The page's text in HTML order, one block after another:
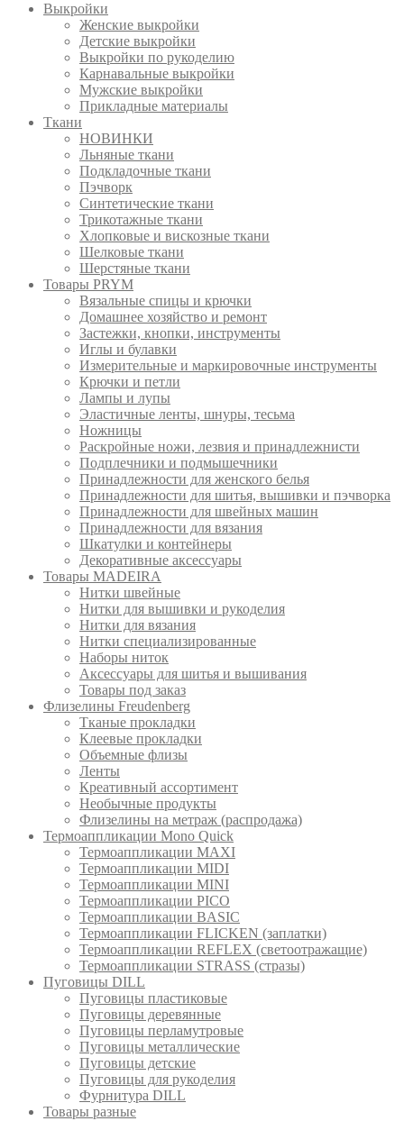
Выкройки
Женские выкройки
Детские выкройки
Выкройки по рукоделию
Карнавальные выкройки
Мужские выкройки
Прикладные материалы
Ткани
НОВИНКИ
Льняные ткани
Подкладочные ткани
Пэчворк
Синтетические ткани
Трикотажные ткани
Хлопковые и вискозные ткани
Шелковые ткани
Шерстяные ткани
Товары PRYM
Вязальные спицы и крючки
Домашнее хозяйство и ремонт
Застежки, кнопки, инструменты
Иглы и булавки
Измерительные и маркировочные инструменты
Крючки и петли
Лампы и лупы
Эластичные ленты, шнуры, тесьма
Ножницы
Раскройные ножи, лезвия и принадлежнисти
Подплечники и подмышечники
Принадлежности для женского белья
Принадлежности для шитья, вышивки и пэчворка
Принадлежности для швейных машин
Принадлежности для вязания
Шкатулки и контейнеры
Декоративные аксессуары
Товары MADEIRA
Нитки швейные
Нитки для вышивки и рукоделия
Нитки для вязания
Нитки специализированные
Наборы ниток
Аксессуары для шитья и вышивания
Товары под заказ
Флизелины Freudenberg
Тканые прокладки
Клеевые прокладки
Объемные флизы
Ленты
Креативный ассортимент
Необычные продукты
Флизелины на метраж (распродажа)
Термоаппликации Mono Quick
Термоаппликации MAXI
Термоаппликации MIDI
Термоаппликации MINI
Термоаппликации PICO
Термоаппликации BASIC
Термоаппликации FLICKEN (заплатки)
Термоаппликации REFLEX (светоотражащие)
Термоаппликации STRASS (стразы)
Пуговицы DILL
Пуговицы пластиковые
Пуговицы деревянные
Пуговицы перламутровые
Пуговицы металлические
Пуговицы детские
Пуговицы для рукоделия
Фурнитура DILL
Товары разные